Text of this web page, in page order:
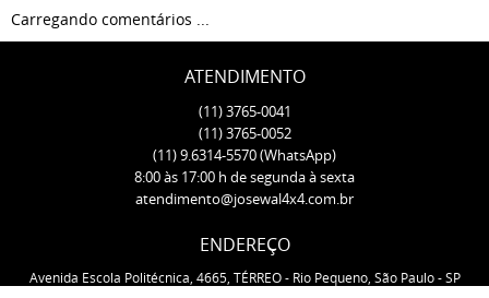
Carregando comentários ...
ATENDIMENTO
(11)3765-0041
(11)3765-0052
(11)9.6314-5570(WhatsApp)
8:00 às 17:00 h de segunda à sexta
atendimento@josewal4x4.com.br
ENDEREÇO
Avenida Escola Politécnica, 4665, TÉRREO- Rio Pequeno, São Paulo-SP